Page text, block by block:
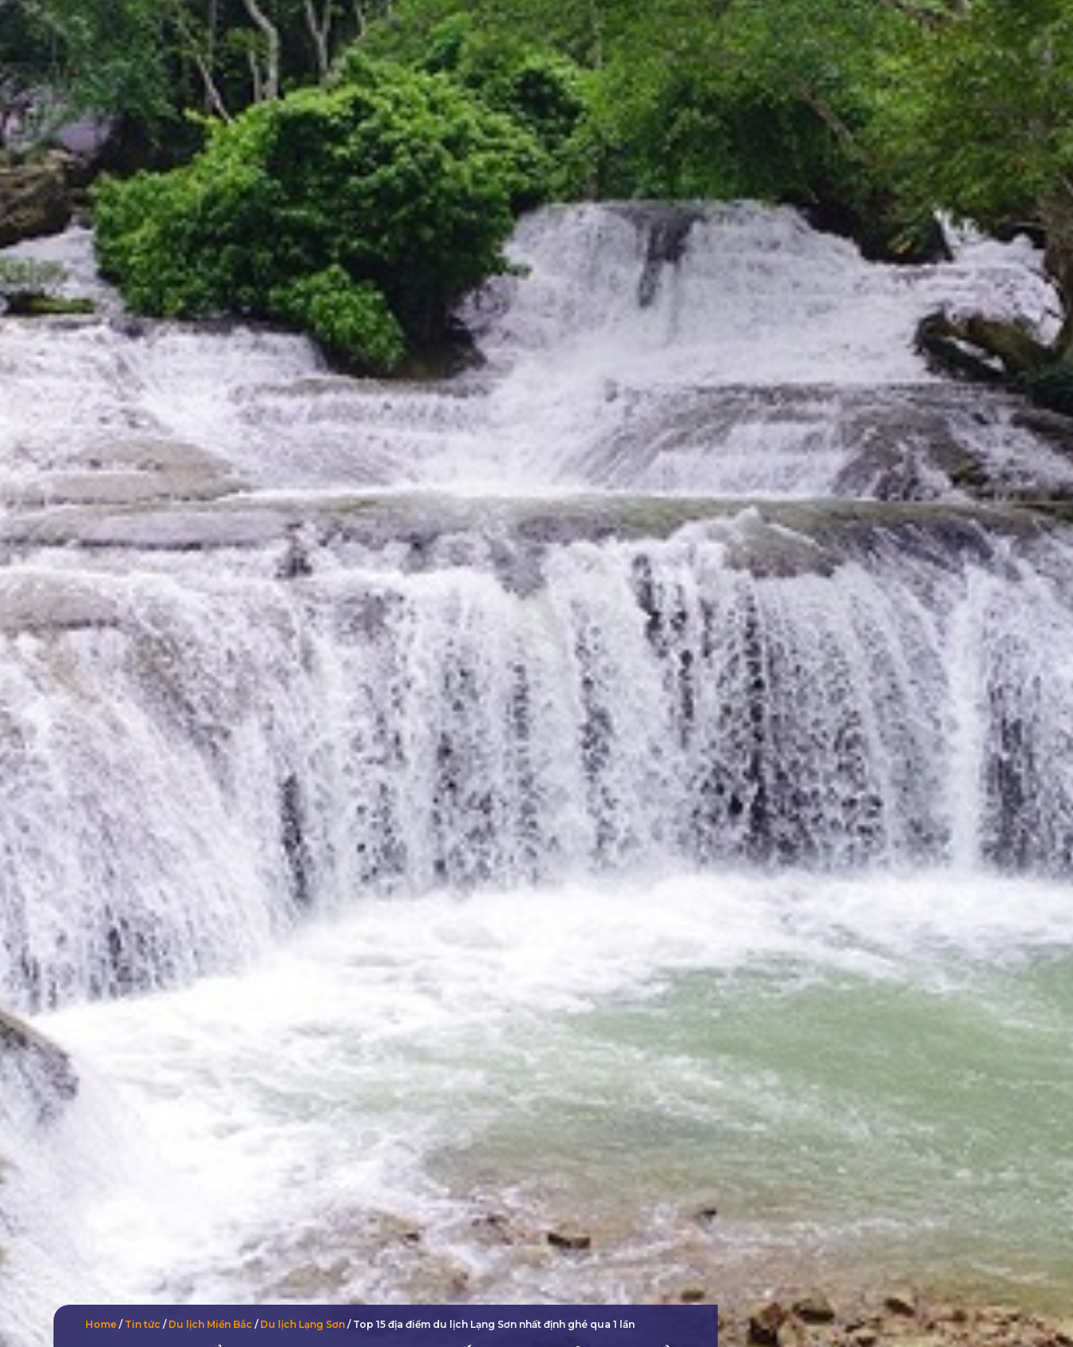
Home / Tin tức / Du lịch Miền Bắc / Du lịch Lạng Sơn / Top 15 địa điểm du lịch Lạng Sơn nhất định ghé qua 1 lần